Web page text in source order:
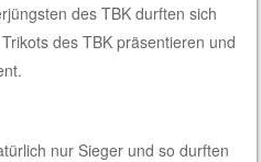
des TBK durften sich
des TBK präsentieren und
nur Sieger und so durften